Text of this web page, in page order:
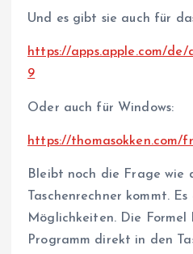
Und es gibt sie auch für
https://apps.apple.com/
9
Oder auch für Windows:
https://thomasokken.com/
Bleibt noch die Frage wie
Taschenrechner kommt.
Möglichkeiten. Die Formel
Programm direkt in den